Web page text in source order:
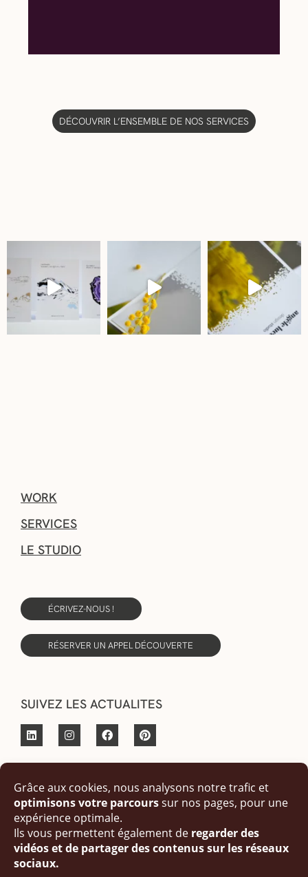
DÉCOUVRIR L’ENSEMBLE DE NOS SERVICES
WORK
SERVICES
LE STUDIO
ÉCRIVEZ-NOUS !
RÉSERVER UN APPEL DÉCOUVERTE
SUIVEZ LES ACTUALITES
© Copyright 2023 fait par Angèle Luccatio Design Studio